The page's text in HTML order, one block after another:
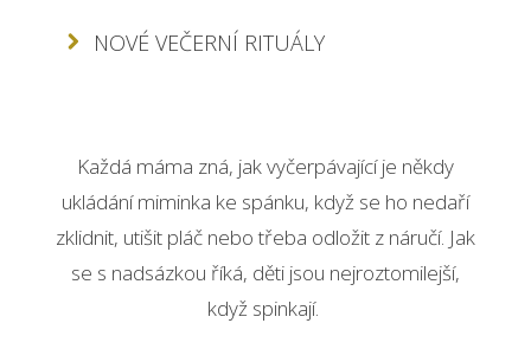
NOVÉ VEČERNÍ RITUÁLY
Každá máma zná, jak vyčerpávající je někdy
ukládání miminka ke spánku, když se ho nedaří
zklidnit, utišit pláč nebo třeba odložit z náručí. Jak
se s nadsázkou říká, děti jsou nejroztomilejší,
když spinkají.